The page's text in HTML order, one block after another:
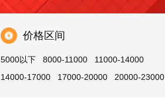
价格区间
5000以下 8000-11000
11000-14000
14000-17000
17000-20000
20000-23000